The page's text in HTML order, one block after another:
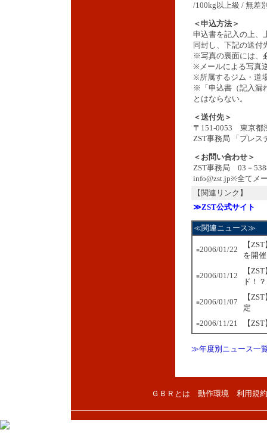
/100kg以上級 / 無差
＜申込方法＞
申込書を記入の上、
同封し、下記の送付
※写真の裏面には、
※メールによる写真
※所属するジム・道
※「申込書（記入漏
とはならない。
＜送付先＞
〒151-0053 東京都
ZST事務局 「プレス
＜お問い合わせ＞
ZST事務局 03－
info@zst.jp※全てメ
【関連リンク】
≫ZST公式サイト
≪関連ニュース≫
■2006/01/22
【
を開催
■2006/01/12
【
ド！？
■2006/01/07
【
定
■2006/11/21 【
≫年度別ニュース一
ＧＢＲとは 動作環境 利用規約